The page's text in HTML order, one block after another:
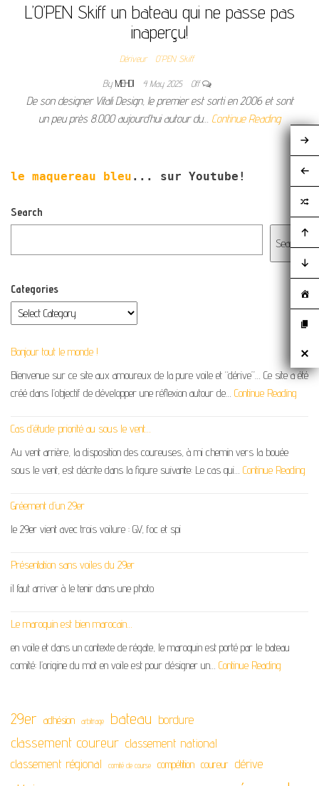
L’O’PEN Skiff un bateau qui ne passe pas
inaperçu!
Dériveur O'PEN Skiff
By MEHDI 4 May 2025 Off
De son designer Vitali Design, le premier est sorti en 2006 et sont
un peu près 8.000 aujourd’hui autour du… Continue Reading
le maquereau bleu ... sur Youtube!
Search
Search
Categories
Bonjour tout le monde !
Bienvenue sur ce site aux amoureux de la pure voile et “dérive”… Ce site a été
créé dans l’objectif de développer une réflexion autour de… Continue Reading
Cas d’étude: priorité au sous le vent…
Au vent arrière, la disposition des coureuses, à mi chemin vers la bouée
sous le vent, est décrite dans la figure suivante: Le cas qui… Continue Reading
Gréement d’un 29er
le 29er vient avec trois voilure : GV, foc et spi
Présentation sans voiles du 29er
il faut arriver à le tenir dans une photo
Le maroquin est bien marocain…
en voile et dans un contexte de régate, le maroquin est porté par le bateau
comité: l’origine du mot en voile est pour désigner un… Continue Reading
29er adhésion arbitrage bateau bordure
classement coureur classement national
classement régional
comité de course compétition coureur dérive